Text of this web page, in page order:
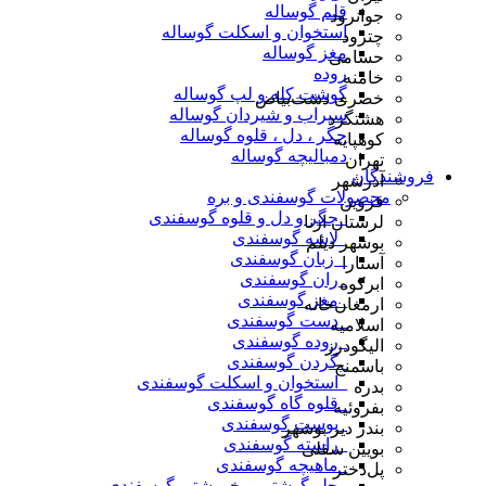
قلم گوساله
استخوان و اسکلت گوساله
مغز گوساله
روده
گوشت کله و لپ گوساله
سیراب و شیردان گوساله
جگر ، دل ، قلوه گوساله
دمبالیچه گوساله
فروشندگان
محصولات گوسفندی و بره
_جگر و دل و قلوه گوسفندی
_لاشه گوسفندی
_ زبان گوسفندی
_ران گوسفندی
_مغز گوسفندی
_دست گوسفندی
_روده گوسفندی
_گردن گوسفندی
_استخوان و اسکلت گوسفندی
_قلوه گاه گوسفندی
_پوست گوسفندی
_راسته گوسفندی
_ماهیچه گوسفندی
جوانرود
چترود
حسامی
خامنه
خضری دشت‌بیاض
هشتگرد
کوهپایه
تهران
آذرشهر
قزوین
لرستان ازنا
بوشهر دیلم
آستارا
ابرکوه
ارمغان‌خانه
اسلامیه
الیگودرز
باسمنج
بدره
بفروئیه
بندر دیر بوشهر
بویین سفلی
پل‌دختر